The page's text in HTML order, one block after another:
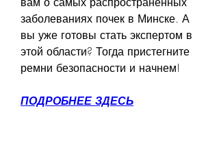
заболеваниях почек в Минске. А
вы уже готовы стать экспертом в
этой области? Тогда пристегните
ремни безопасности и начнем!
ПОДРОБНЕЕ ЗДЕСЬ